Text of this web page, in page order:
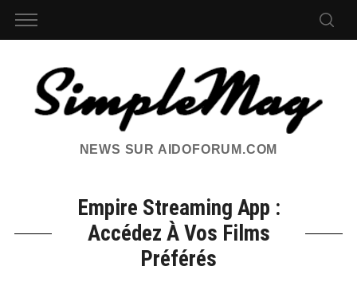
NEWS SUR AIDOFORUM.COM
Empire Streaming App :
Accédez À Vos Films
Préférés